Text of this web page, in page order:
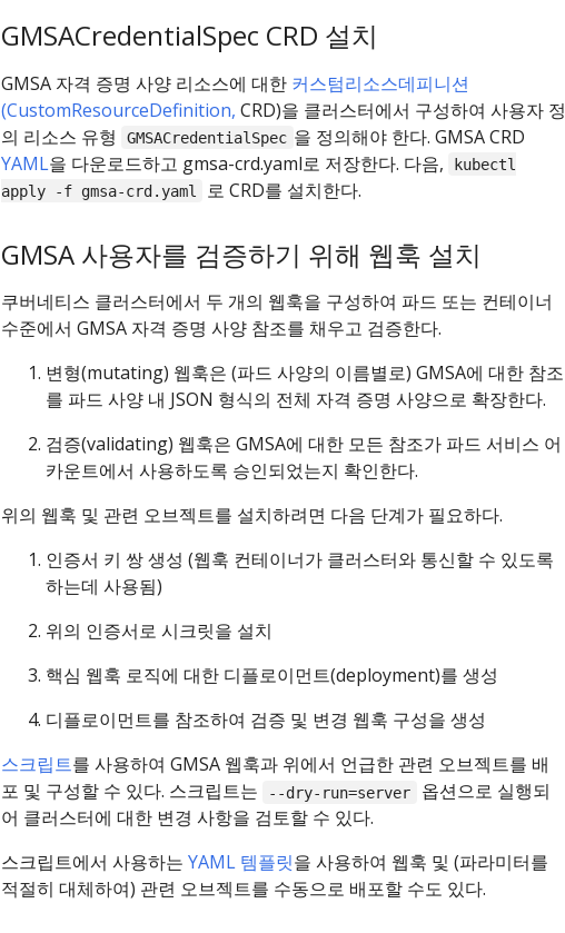
GMSACredentialSpec CRD 설치
GMSA 자격 증명 사양 리소스에 대한 커스텀리소스데피니션
(CustomResourceDefinition, CRD)을 클러스터에서 구성하여 사용자 정
의 리소스 유형
GMSACredentialSpec 을 정의해야 한다. GMSA CRD
YAML을 다운로드하고 gmsa-crd.yaml로 저장한다. 다음,
kubectl
apply -f gmsa-crd.yaml
로 CRD를 설치한다.
GMSA 사용자를 검증하기 위해 웹훅 설치
쿠버네티스 클러스터에서 두 개의 웹훅을 구성하여 파드 또는 컨테이너
수준에서 GMSA 자격 증명 사양 참조를 채우고 검증한다.
변형(mutating) 웹훅은 (파드 사양의 이름별로) GMSA에 대한 참조
를 파드 사양 내 JSON 형식의 전체 자격 증명 사양으로 확장한다.
검증(validating) 웹훅은 GMSA에 대한 모든 참조가 파드 서비스 어
카운트에서 사용하도록 승인되었는지 확인한다.
위의 웹훅 및 관련 오브젝트를 설치하려면 다음 단계가 필요하다.
인증서 키 쌍 생성 (웹훅 컨테이너가 클러스터와 통신할 수 있도록
하는데 사용됨)
위의 인증서로 시크릿을 설치
핵심 웹훅 로직에 대한 디플로이먼트(deployment)를 생성
디플로이먼트를 참조하여 검증 및 변경 웹훅 구성을 생성
스크립트를 사용하여 GMSA 웹훅과 위에서 언급한 관련 오브젝트를 배
포 및 구성할 수 있다. 스크립트는
--dry-run=server
옵션으로 실행되
어 클러스터에 대한 변경 사항을 검토할 수 있다.
스크립트에서 사용하는 YAML 템플릿을 사용하여 웹훅 및 (파라미터를
적절히 대체하여) 관련 오브젝트를 수동으로 배포할 수도 있다.